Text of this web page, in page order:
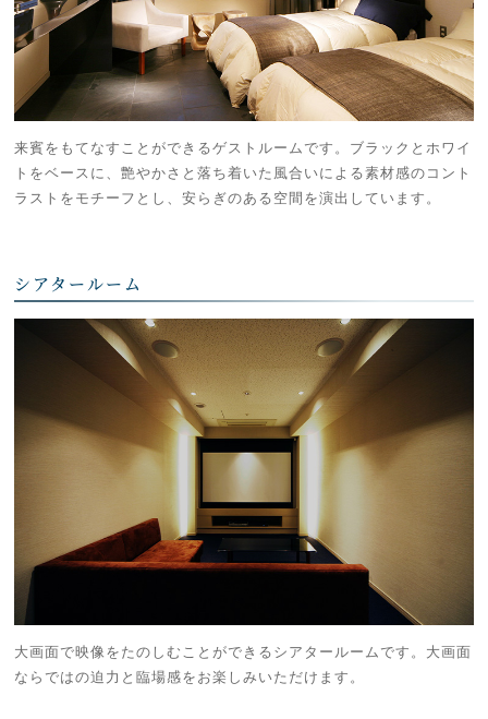
来賓をもてなすことができるゲストルームです。ブラックとホワイ
トをベースに、艶やかさと落ち着いた風合いによる素材感のコント
ラストをモチーフとし、安らぎのある空間を演出しています。
シアタールーム
大画面で映像をたのしむことができるシアタールームです。大画面
ならではの迫力と臨場感をお楽しみいただけます。